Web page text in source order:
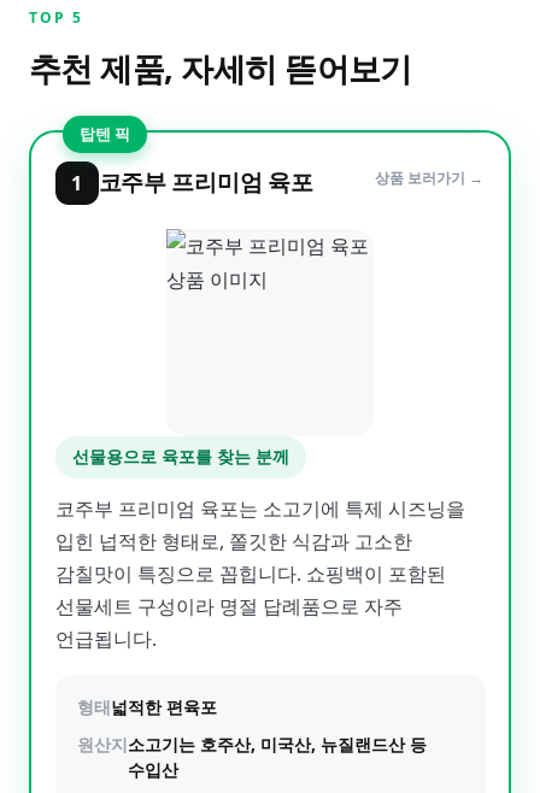
TOP 5
추천 제품, 자세히 뜯어보기
탑텐 픽
1 코주부 프리미엄 육포 상품 보러가기 →
선물용으로 육포를 찾는 분께
코주부 프리미엄 육포는 소고기에 특제 시즈닝을
입힌 넙적한 형태로, 쫄깃한 식감과 고소한
감칠맛이 특징으로 꼽힙니다. 쇼핑백이 포함된
선물세트 구성이라 명절 답례품으로 자주
언급됩니다.
형태넓적한 편육포
원산지소고기는 호주산, 미국산, 뉴질랜드산 등
수입산